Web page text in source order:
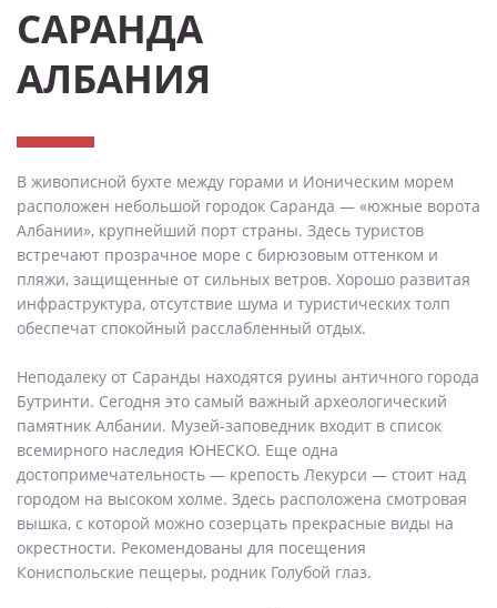
САРАНДА
АЛБАНИЯ
В живописной бухте между горами и Ионическим морем
расположен небольшой городок Саранда — «южные ворота
Албании», крупнейший порт страны. Здесь туристов
встречают прозрачное море с бирюзовым оттенком и
пляжи, защищенные от сильных ветров. Хорошо развитая
инфраструктура, отсутствие шума и туристических толп
обеспечат спокойный расслабленный отдых.
Неподалеку от Саранды находятся руины античного города
Бутринти. Сегодня это самый важный археологический
памятник Албании. Музей-заповедник входит в список
всемирного наследия ЮНЕСКО. Еще одна
достопримечательность — крепость Лекурси — стоит над
городом на высоком холме. Здесь расположена смотровая
вышка, с которой можно созерцать прекрасные виды на
окрестности. Рекомендованы для посещения
Кониспольские пещеры, родник Голубой глаз.